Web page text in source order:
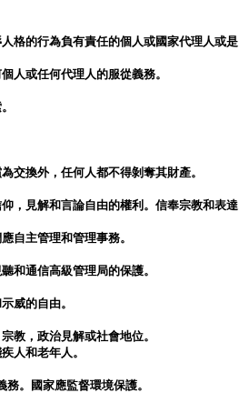
格的行為負有責任的個人或國家代理人或是
人或任何代理人的服從義務。
交換外，任何人都不得剝奪其財產。
，見解和言論自由的權利。信奉宗教和表達
自主管理和管理事務。
和通信高級管理局的保護。
威的自由。
教，政治見解或社會地位。
人和老年人。
。國家應監督環境保護。